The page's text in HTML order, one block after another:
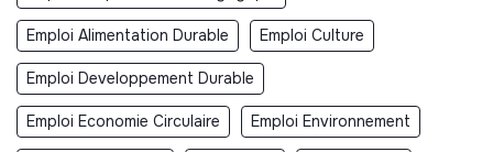
Emploi Alimentation Durable Emploi Culture
Emploi Developpement Durable
Emploi Economie Circulaire Emploi Environnement